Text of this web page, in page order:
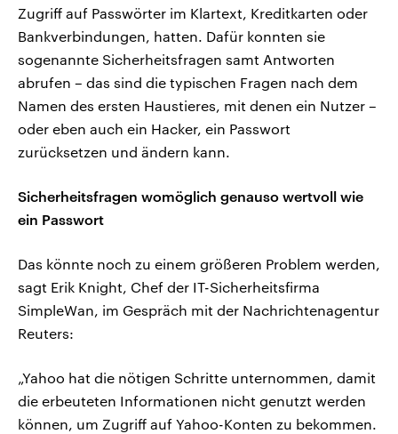
Zugriff auf Passwörter im Klartext, Kreditkarten oder
Bankverbindungen, hatten. Dafür konnten sie
sogenannte Sicherheitsfragen samt Antworten
abrufen – das sind die typischen Fragen nach dem
Namen des ersten Haustieres, mit denen ein Nutzer –
oder eben auch ein Hacker, ein Passwort
zurücksetzen und ändern kann.
Sicherheitsfragen womöglich genauso wertvoll wie
ein Passwort
Das könnte noch zu einem größeren Problem werden,
sagt Erik Knight, Chef der IT-Sicherheitsfirma
SimpleWan, im Gespräch mit der Nachrichtenagentur
Reuters:
„Yahoo hat die nötigen Schritte unternommen, damit
die erbeuteten Informationen nicht genutzt werden
können, um Zugriff auf Yahoo-Konten zu bekommen.